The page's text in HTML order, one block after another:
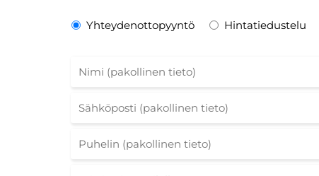
Yhteydenottopyyntö Hintatiedustelu